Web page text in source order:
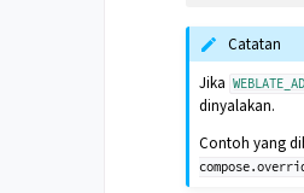
Catatan
Jika
dinyalakan.
Contoh yang